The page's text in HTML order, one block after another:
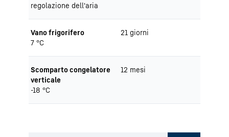
regolazione dell'aria
Vano frigorifero
7 °C
21 giorni
Scomparto congelatore
verticale
-18 °C
12 mesi